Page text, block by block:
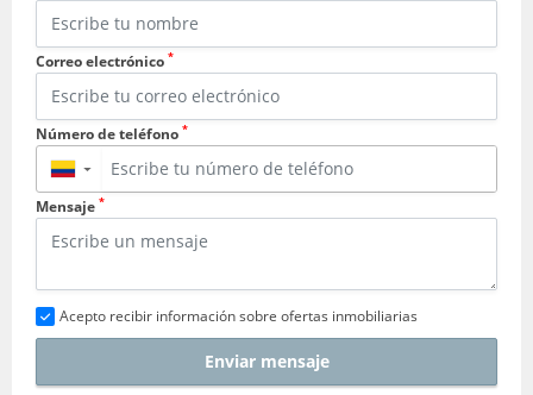
Correo electrónico *
Número de teléfono *
▼
Mensaje *
Acepto recibir información sobre ofertas inmobiliarias
Enviar mensaje